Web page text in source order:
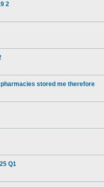
2
stored me therefore
Q1